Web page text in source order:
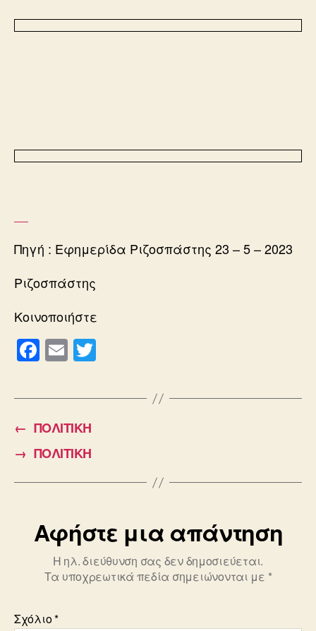
Πηγή : Εφημερίδα Ριζοσπάστης 23 – 5 – 2023
Ριζοσπάστης
Κοινοποιήστε
F
c
e
b
o
o
E
ailtt
← ΠΟΛΙΤΙΚΗ
→ ΠΟΛΙΤΙΚΗ
Αφήστε μια απάντηση
Η ηλ. διεύθυνση σας δεν δημοσιεύεται.
Τα υποχρεωτικά πεδία σημειώνονται με *
Σχόλιο*